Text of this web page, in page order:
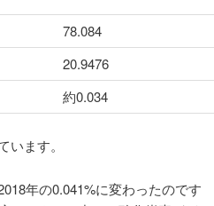
78.084
20.9476
約0.034
ます。
年の0.041%に変わったのです